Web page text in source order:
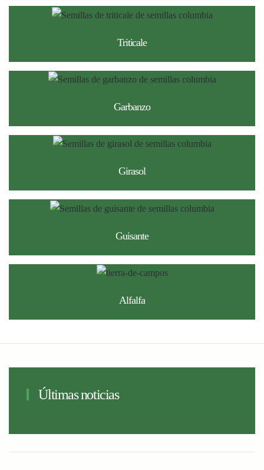
Triticale
Garbanzo
Girasol
Guisante
Alfalfa
Últimas noticias